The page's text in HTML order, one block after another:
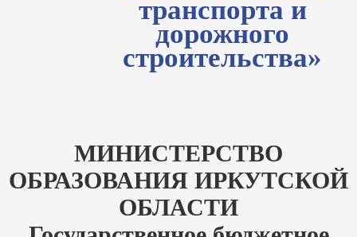
транспорта и
дорожного
строительства»
МИНИСТЕРСТВО
ОБРАЗОВАНИЯ ИРКУТСКОЙ
ОБЛАСТИ